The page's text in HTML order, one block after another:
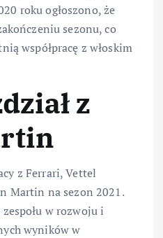
roku ogłoszono, że
sezonu, co
współpracę z włoskim
z
z Ferrari, Vettel
Martin na sezon 2021.
zespołu w rozwoju i
wyników w